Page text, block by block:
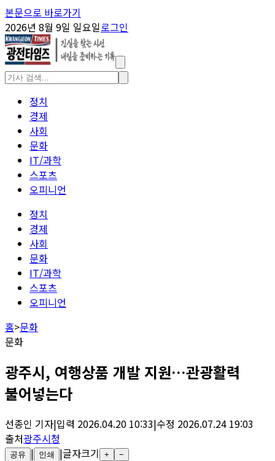
본문으로 바로가기
2026년 8월 9일 일요일로그인
정치
경제
사회
문화
IT/과학
스포츠
오피니언
정치
경제
사회
문화
IT/과학
스포츠
오피니언
홈>문화
문화
광주시, 여행상품 개발 지원…관광활력
불어넣는다
선종인 기자|입력 2026.04.20 10:33|수정 2026.07.24 19:03
출처광주시청
공유 | 인쇄 |글자크기 + −